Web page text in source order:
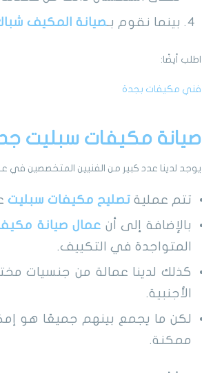
بينما نقوم بـصيانة المكيف
اطلب أيضًا:
فني مكيفات بجدة
صيانة مكيفات سبليت
يوجد لدينا عدد كبير من الفنيين المتخصصين في
تتم عملية تصليح مكيفات سبليت
بالإضافة إلى أن عمال صيانة
المتواجدة في التكييف.
كذلك لدينا عمالة من جنسيات
الأجنبية.
لكن ما يجمع بينهم جميعًا هو
ممكنة.